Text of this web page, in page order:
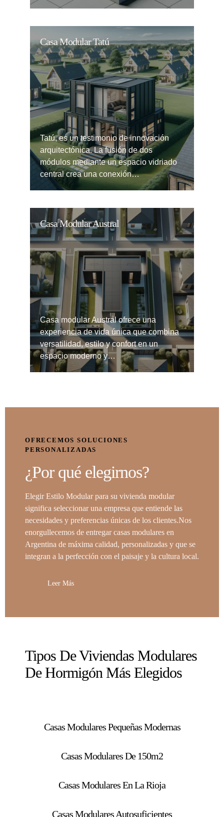
Casa Modular Tatú
Tatú, es un testimonio de innovación
arquitectónica. La fusión de dos
módulos mediante un espacio vidriado
central crea una conexión…
Casa Modular Austral
Casa modular Austral ofrece una
experiencia de vida única que combina
versatilidad, estilo y confort en un
espacio moderno y…
OFRECEMOS SOLUCIONES
PERSONALIZADAS
¿Por qué elegirnos?
Elegir Estilo Modular para su vivienda modular
significa seleccionar una empresa que entiende las
necesidades y preferencias únicas de los clientes.Nos
enorgullecemos de entregar casas modulares en
Argentina de máxima calidad, personalizadas y que se
integran a la perfección con el paisaje y la cultura local.
Leer Más
Tipos De Viviendas Modulares
De Hormigón Más Elegidos
Casas Modulares Pequeñas Modernas
Casas Modulares De 150m2
Casas Modulares En La Rioja
Casas Modulares Autosuficientes